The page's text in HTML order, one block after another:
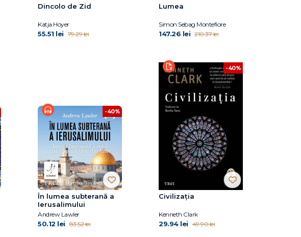
Dincolo de Zid
Katja Hoyer
55.51 lei 79.29 lei
Lumea
Simon Sebag Montefiore
147.26 lei 210.37 lei
-40%
În lumea subterană a
Ierusalimului
Andrew Lawler
50.12 lei 83.52 lei
-40%
Civilizația
Kenneth Clark
29.94 lei 49.90 lei